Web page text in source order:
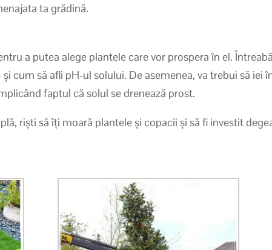
ta grădină.
a putea alege plantele care vor prospera în el.
cum să afli pH-ul solului. De asemenea, va trebui să iei
faptul că solul se drenează prost.
riști să îți moară plantele și copacii și să fi investit